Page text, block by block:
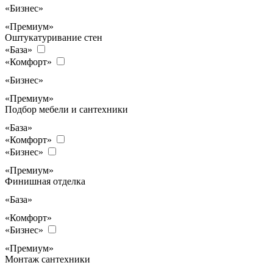
«Бизнес»
«Премиум»
Оштукатуривание стен
«База»
«Комфорт»
«Бизнес»
«Премиум»
Подбор мебели и сантехники
«База»
«Комфорт»
«Бизнес»
«Премиум»
Финишная отделка
«База»
«Комфорт»
«Бизнес»
«Премиум»
Монтаж сантехники